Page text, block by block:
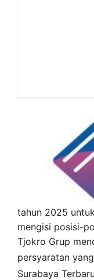
tahun 2025
mengisi posisi-
Tjokro Grup
persyaratan
Surabaya